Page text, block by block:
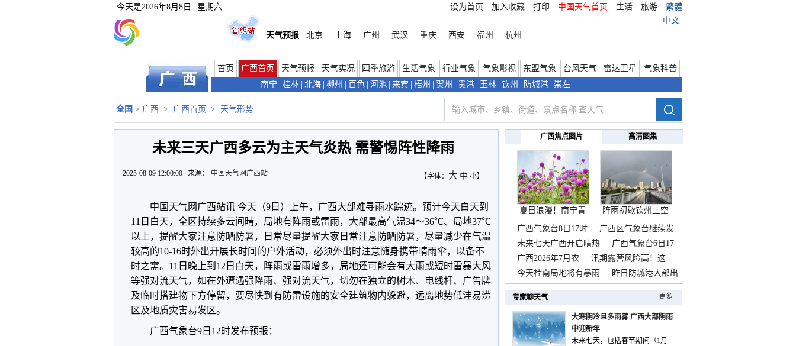
今天是2026年8月8日 星期六 设为首页 加入收藏 打印 中国天气首页 生活 旅游
繁體
中文
天气预报
北京 上海 广州 武汉 重庆 西安 福州 杭州
首页 广西首页 天气预报 天气实况 四季旅游 生活气象 行业气象 气象影视 东盟气象 台风天气 雷达卫星
气象科普
南宁
桂林 北海 柳州 百色 河池 来宾 梧州 贺州 贵港 玉林 钦州 防城港 崇左
全国 > 广西 > 广西首页 > 天气形势
未来三天广西多云为主天气炎热 需警惕阵性降雨
【字体： 大 中 小】
2025-08-09 12:00:00 来源： 中国天气网广西站
中国天气网广西站讯 今天（9日）上午，广西大部难寻雨水踪迹。预计今天白天到
11日白天，全区持续多云间晴，局地有阵雨或雷雨，大部最高气温34～36℃、局地37℃
以上，提醒大家注意防晒防暑，日常尽量提醒大家日常注意防晒防暑，尽量减少在气温
较高的10-16时外出开展长时间的户外活动，必须外出时注意随身携带晴雨伞，以备不
时之需。11日晚上到12日白天，阵雨或雷雨增多，局地还可能会有大雨或短时雷暴大风
等强对流天气，如在外遭遇强降雨、强对流天气，切勿在独立的树木、电线杆、广告牌
及临时搭建物下方停留，要尽快到有防雷设施的安全建筑物内躲避，远离地势低洼易涝
区及地质灾害易发区。
广西气象台9日12时发布预报：
广西焦点图片 高清图集
夏日浪漫！南宁青
秀山
阵雨初歇钦州上空
邂逅
广西气象台8日17时
广西区气象台继续发
布
未来七天广西开启晴热
广西气象台6日17
时
广西2026年7月农
汛期露营风险高！这
份
今天桂南局地将有暴雨
昨日防城港大部出
现暴
专家聊天气 更多
大寒阴冷且多雨雾 广西大部阴雨
中迎新年
未来七天，包括春节期间（1月